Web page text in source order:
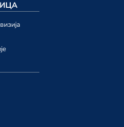
192
191
190